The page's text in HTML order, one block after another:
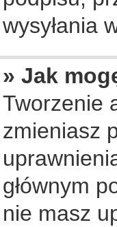
wysyłania
» Jak
Tworzenie
zmieniasz
głównym
nie masz